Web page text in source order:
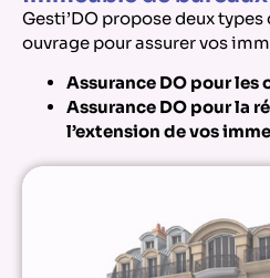
Gesti’DO propose deux
ouvrage pour assurer vos
Assurance DO pour les
Assurance DO pour la
l’extension de vos